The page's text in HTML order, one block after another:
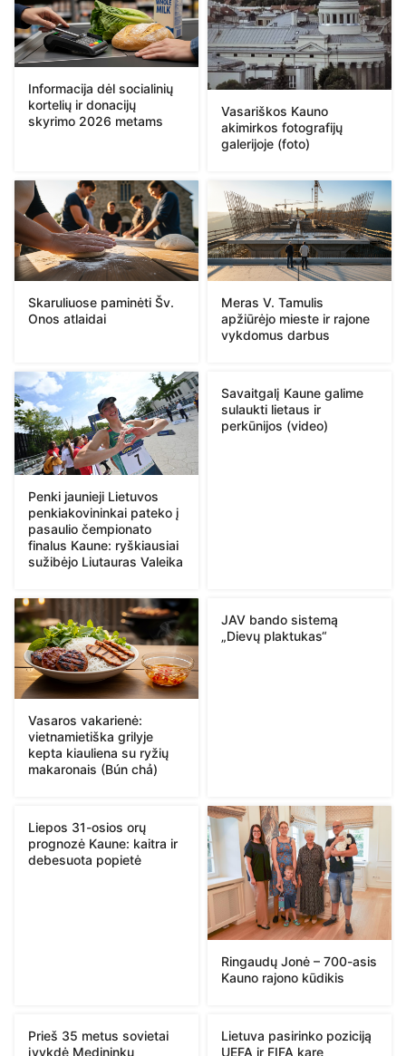
Informacija dėl socialinių
kortelių ir donacijų
skyrimo 2026 metams
Vasariškos Kauno
akimirkos fotografijų
galerijoje (foto)
Skaruliuose paminėti Šv.
Onos atlaidai
Meras V. Tamulis
apžiūrėjo mieste ir rajone
vykdomus darbus
Penki jaunieji Lietuvos
penkiakovininkai pateko į
pasaulio čempionato
finalus Kaune: ryškiausiai
sužibėjo Liutauras Valeika
Savaitgalį Kaune galime
sulaukti lietaus ir
perkūnijos (video)
Vasaros vakarienė:
vietnamietiška grilyje
kepta kiauliena su ryžių
makaronais (Bún chả)
JAV bando sistemą
„Dievų plaktukas“
Liepos 31-osios orų
prognozė Kaune: kaitra ir
debesuota popietė
Ringaudų Jonė – 700-asis
Kauno rajono kūdikis
Prieš 35 metus sovietai
įvykdė Medininkų
Lietuva pasirinko poziciją
UEFA ir FIFA kare